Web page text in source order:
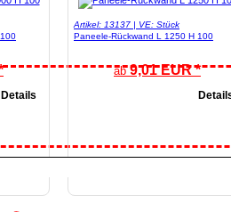
Details
Artikel: 13137 | VE: Stück
Paneele-Rückwand L 1250 H 100
ab 9,01 EUR *